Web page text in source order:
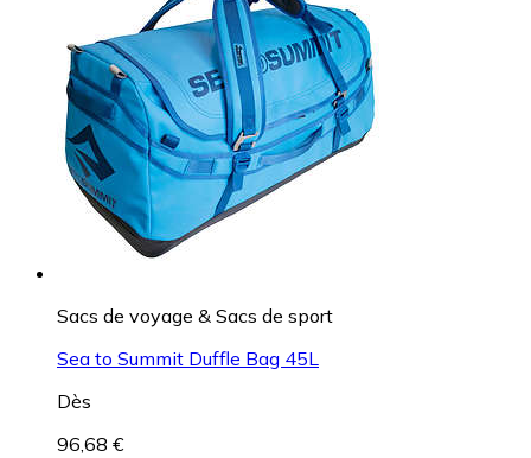
Sacs de voyage & Sacs de sport
Sea to Summit Duffle Bag 45L
Dès
96,68 €